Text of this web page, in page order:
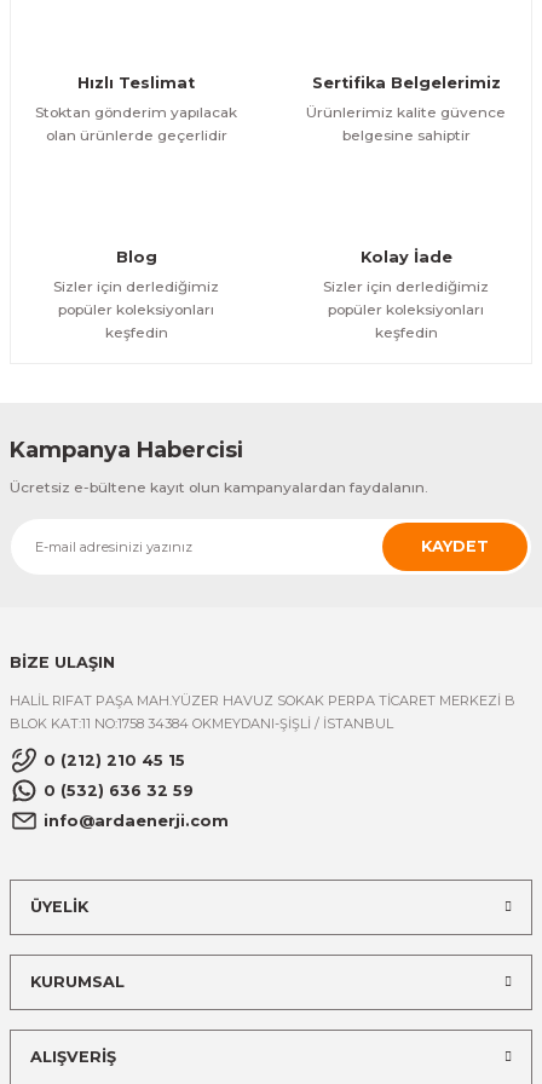
Bu ürüne benzer farklı alternatifler olmalı.
Hızlı Teslimat
Stoktan gönderim yapılacak
olan ürünlerde geçerlidir
Sertifika Belgelerimiz
Ürünlerimiz kalite güvence
belgesine sahiptir
Blog
Sizler için derlediğimiz
popüler koleksiyonları
keşfedin
Kolay İade
Sizler için derlediğimiz
popüler koleksiyonları
keşfedin
Kampanya Habercisi
Ücretsiz e-bültene kayıt olun kampanyalardan faydalanın.
KAYDET
BİZE ULAŞIN
HALİL RIFAT PAŞA MAH.YÜZER HAVUZ SOKAK PERPA TİCARET MERKEZİ B
BLOK KAT:11 NO:1758 34384 OKMEYDANI-ŞİŞLİ / İSTANBUL
0 (212) 210 45 15
0 (532) 636 32 59
info@ardaenerji.com
ÜYELİK
KURUMSAL
ALIŞVERİŞ